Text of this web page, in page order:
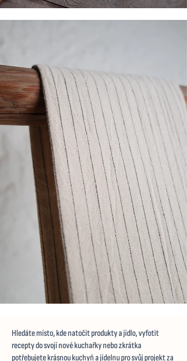
Hledáte místo, kde natočit produkty a jídlo, vyfotit
recepty do svojí nové kuchařky nebo zkrátka
potřebujete krásnou kuchyň a jídelnu pro svůj projekt za